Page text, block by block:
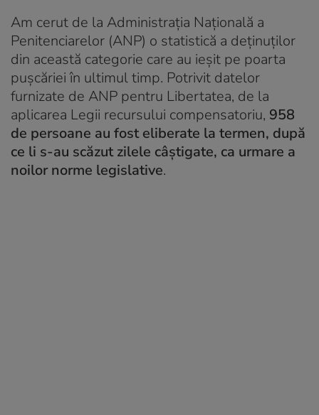
Am cerut de la Administrația Națională a
Penitenciarelor (ANP) o statistică a deținuților
din această categorie care au ieșit pe poarta
pușcăriei în ultimul timp. Potrivit datelor
furnizate de ANP pentru Libertatea, de la
aplicarea Legii recursului compensatoriu, 958
de persoane au fost eliberate la termen, după
ce li s-au scăzut zilele câștigate, ca urmare a
noilor norme legislative.